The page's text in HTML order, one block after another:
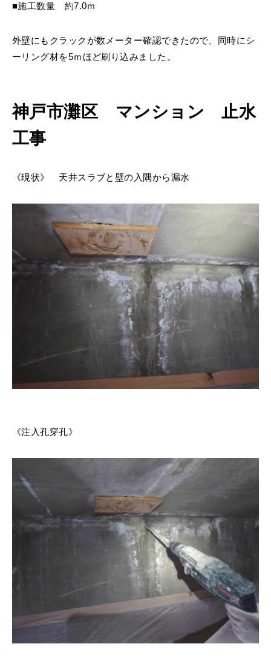
■施工数量 約7.0ｍ
外壁にもクラックが数メーター確認できたので、同時にシ
ーリング材を5ｍほど刷り込みました。
神戸市灘区 マンション 止水
工事
《現状》 天井スラブと壁の入隅から漏水
《注入孔穿孔》